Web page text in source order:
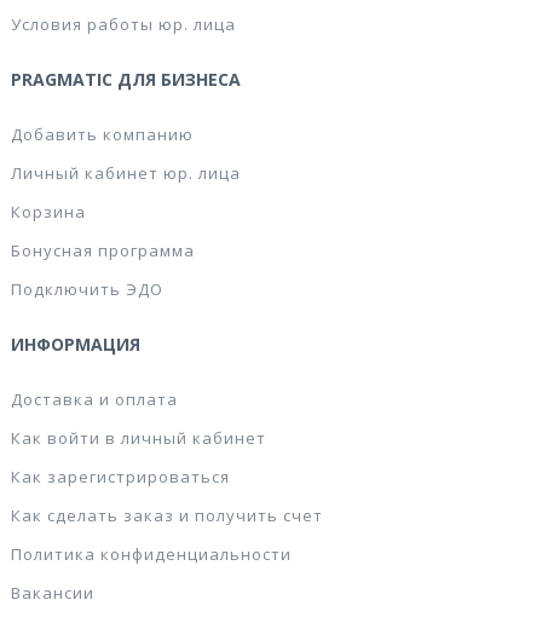
Условия работы юр. лица
PRAGMATIC ДЛЯ БИЗНЕСА
Добавить компанию
Личный кабинет юр. лица
Корзина
Бонусная программа
Подключить ЭДО
ИНФОРМАЦИЯ
Доставка и оплата
Как войти в личный кабинет
Как зарегистрироваться
Как сделать заказ и получить счет
Политика конфиденциальности
Вакансии